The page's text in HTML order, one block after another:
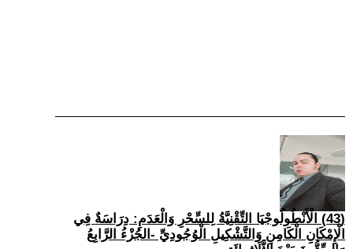
(43) الْأَنْطُولُوجْيَا التِّقْنِيَّةُ لِلسِّحْرِ وَالْعَدَمِ: دِرَاسَةٌ فِي
الْإِمْكَانِ الْكَامِنِ وَالتَّشْكِيلِ الْوُجُودِيِّ -الجُزْءُ الرَّابِعُ